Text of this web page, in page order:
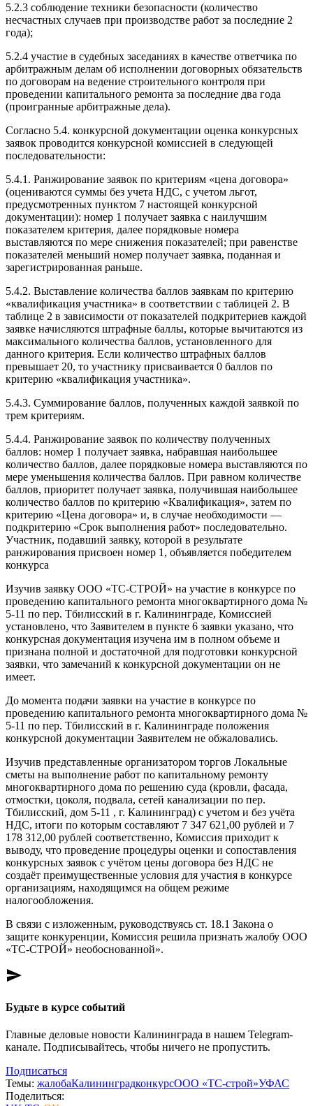
5.2.3 соблюдение техники безопасности (количество
несчастных случаев при производстве работ за последние 2
года);
5.2.4 участие в судебных заседаниях в качестве ответчика по
арбитражным делам об исполнении договорных обязательств
по договорам на ведение строительного контроля при
проведении капитального ремонта за последние два года
(проигранные арбитражные дела).
Согласно 5.4. конкурсной документации оценка конкурсных
заявок проводится конкурсной комиссией в следующей
последовательности:
5.4.1. Ранжирование заявок по критериям «цена договора»
(оцениваются суммы без учета НДС, с учетом льгот,
предусмотренных пунктом 7 настоящей конкурсной
документации): номер 1 получает заявка с наилучшим
показателем критерия, далее порядковые номера
выставляются по мере снижения показателей; при равенстве
показателей меньший номер получает заявка, поданная и
зарегистрированная раньше.
5.4.2. Выставление количества баллов заявкам по критерию
«квалификация участника» в соответствии с таблицей 2. В
таблице 2 в зависимости от показателей подкритериев каждой
заявке начисляются штрафные баллы, которые вычитаются из
максимального количества баллов, установленного для
данного критерия. Если количество штрафных баллов
превышает 20, то участнику присваивается 0 баллов по
критерию «квалификация участника».
5.4.3. Суммирование баллов, полученных каждой заявкой по
трем критериям.
5.4.4. Ранжирование заявок по количеству полученных
баллов: номер 1 получает заявка, набравшая наибольшее
количество баллов, далее порядковые номера выставляются по
мере уменьшения количества баллов. При равном количестве
баллов, приоритет получает заявка, получившая наибольшее
количество баллов по критерию «Квалификация», затем по
критерию «Цена договора» и, в случае необходимости —
подкритерию «Срок выполнения работ» последовательно.
Участник, подавший заявку, которой в результате
ранжирования присвоен номер 1, объявляется победителем
конкурса
Изучив заявку ООО «ТС-СТРОЙ» на участие в конкурсе по
проведению капитального ремонта многоквартирного дома №
5-11 по пер. Тбилисский в г. Калининграде, Комиссией
установлено, что Заявителем в пункте 6 заявки указано, что
конкурсная документация изучена им в полном объеме и
признана полной и достаточной для подготовки конкурсной
заявки, что замечаний к конкурсной документации он не
имеет.
До момента подачи заявки на участие в конкурсе по
проведению капитального ремонта многоквартирного дома №
5-11 по пер. Тбилисский в г. Калининграде положения
конкурсной документации Заявителем не обжаловались.
Изучив представленные организатором торгов Локальные
сметы на выполнение работ по капитальному ремонту
многоквартирного дома по решению суда (кровли, фасада,
отмостки, цоколя, подвала, сетей канализации по пер.
Тбилисский, дом 5-11 , г. Калининград) с учетом и без учёта
НДС, итоги по которым составляют 7 347 621,00 рублей и 7
178 312,00 рублей соответственно, Комиссия приходит к
выводу, что проведение процедуры оценки и сопоставления
конкурсных заявок с учётом цены договора без НДС не
создаёт преимущественные условия для участия в конкурсе
организациям, находящимся на общем режиме
налогообложения.
В связи с изложенным, руководствуясь ст. 18.1 Закона о
защите конкуренции, Комиссия решила признать жалобу ООО
«ТС-СТРОЙ» необоснованной».
send
Будьте в курсе событий
Главные деловые новости Калининграда в нашем Telegram-
канале. Подписывайтесь, чтобы ничего не пропустить.
Подписаться
Темы: жалобаКалининградконкурсООО «ТС-строй»УФАС
Поделиться: